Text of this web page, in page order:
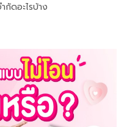
กัดอะไรบ้าง